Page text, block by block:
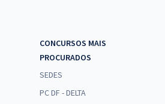
CONCURSOS MAIS
PROCURADOS
SEDES
PC DF - DELTA